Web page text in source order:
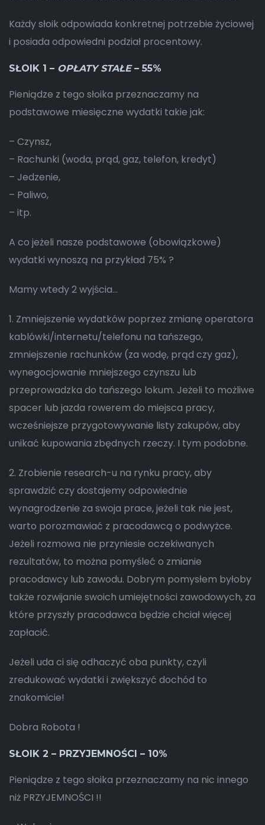
Każdy słoik odpowiada konkretnej potrzebie życiowej
i posiada odpowiedni podział procentowy.
SŁOIK 1 – OPŁATY STAŁE– 55%
Pieniądze z tego słoika przeznaczamy na
podstawowe miesięczne wydatki takie jak:
– Czynsz,
– Rachunki (woda, prąd, gaz, telefon, kredyt)
– Jedzenie,
– Paliwo,
– itp.
A co jeżeli nasze podstawowe (obowiązkowe)
wydatki wynoszą na przykład 75% ?
Mamy wtedy 2 wyjścia…
1. Zmniejszenie wydatków poprzez zmianę operatora
kablówki/internetu/telefonu na tańszego,
zmniejszenie rachunków (za wodę, prąd czy gaz),
wynegocjowanie mniejszego czynszu lub
przeprowadzka do tańszego lokum. Jeżeli to możliwe
spacer lub jazda rowerem do miejsca pracy,
wcześniejsze przygotowywanie listy zakupów, aby
unikać kupowania zbędnych rzeczy. I tym podobne.
2. Zrobienie research-u na rynku pracy, aby
sprawdzić czy dostajemy odpowiednie
wynagrodzenie za swoja prace, jeżeli tak nie jest,
warto porozmawiać z pracodawcą o podwyżce.
Jeżeli rozmowa nie przyniesie oczekiwanych
rezultatów, to można pomyśleć o zmianie
pracodawcy lub zawodu. Dobrym pomysłem byłoby
także rozwijanie swoich umiejętności zawodowych, za
które przyszły pracodawca będzie chciał więcej
zapłacić.
Jeżeli uda ci się odhaczyć oba punkty, czyli
zredukować wydatki i zwiększyć dochód to
znakomicie!
Dobra Robota !
SŁOIK 2 – PRZYJEMNOŚCI – 10%
Pieniądze z tego słoika przeznaczamy na nic innego
niż PRZYJEMNOŚCI !!